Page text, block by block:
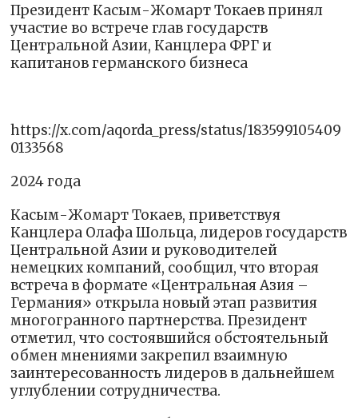
Президент Касым-Жомарт Токаев принял
участие во встрече глав государств
Центральной Азии, Канцлера ФРГ и
капитанов германского бизнеса
https://x.com/aqorda_press/status/183599105409
0133568
2024 года
Касым-Жомарт Токаев, приветствуя
Канцлера Олафа Шольца, лидеров государств
Центральной Азии и руководителей
немецких компаний, сообщил, что вторая
встреча в формате «Центральная Азия –
Германия» открыла новый этап развития
многогранного партнерства. Президент
отметил, что состоявшийся обстоятельный
обмен мнениями закрепил взаимную
заинтересованность лидеров в дальнейшем
углублении сотрудничества.